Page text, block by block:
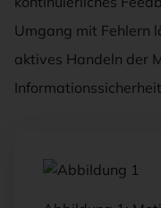
Umgang mit Fehlern
aktives Handeln der